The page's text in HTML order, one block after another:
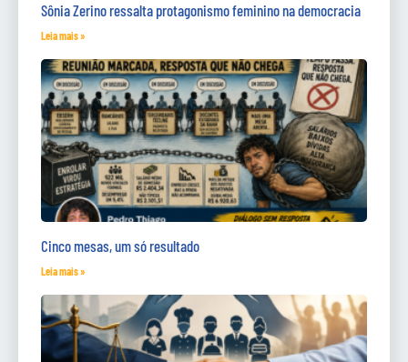
Sônia Zerino ressalta protagonismo feminino na democracia
Leia mais »
Cinco mesas, um só resultado
Leia mais »